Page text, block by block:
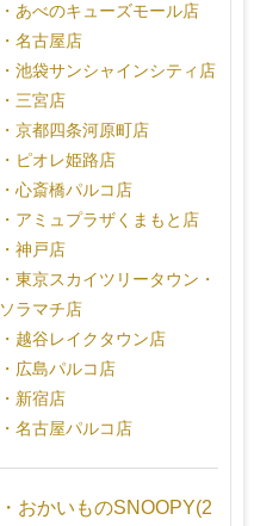
・あべのキューズモール店
・名古屋店
・池袋サンシャインシティ店
・三宮店
・京都四条河原町店
・ピオレ姫路店
・心斎橋パルコ店
・アミュプラザくまもと店
・神戸店
・東京スカイツリータウン・
ソラマチ店
・越谷レイクタウン店
・広島パルコ店
・新宿店
・名古屋パルコ店
・おかいものSNOOPY(2